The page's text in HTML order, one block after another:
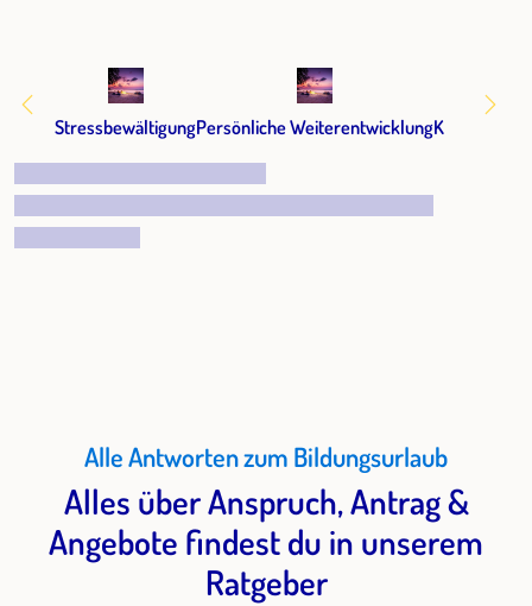
StressbewältigungPersönliche Weiterentwicklung
Alle Antworten zum Bildungsurlaub
Alles über Anspruch, Antrag &
Angebote findest du in unserem
Ratgeber